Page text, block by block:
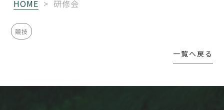
HOME > 研修会
競技
一覧へ戻る